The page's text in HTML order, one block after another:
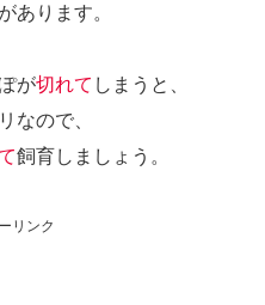
あります。
が切れて しまうと、
なので、
飼育しましょう。
リンク